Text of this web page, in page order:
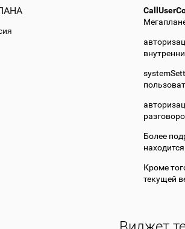
Более
Кроме
текущей